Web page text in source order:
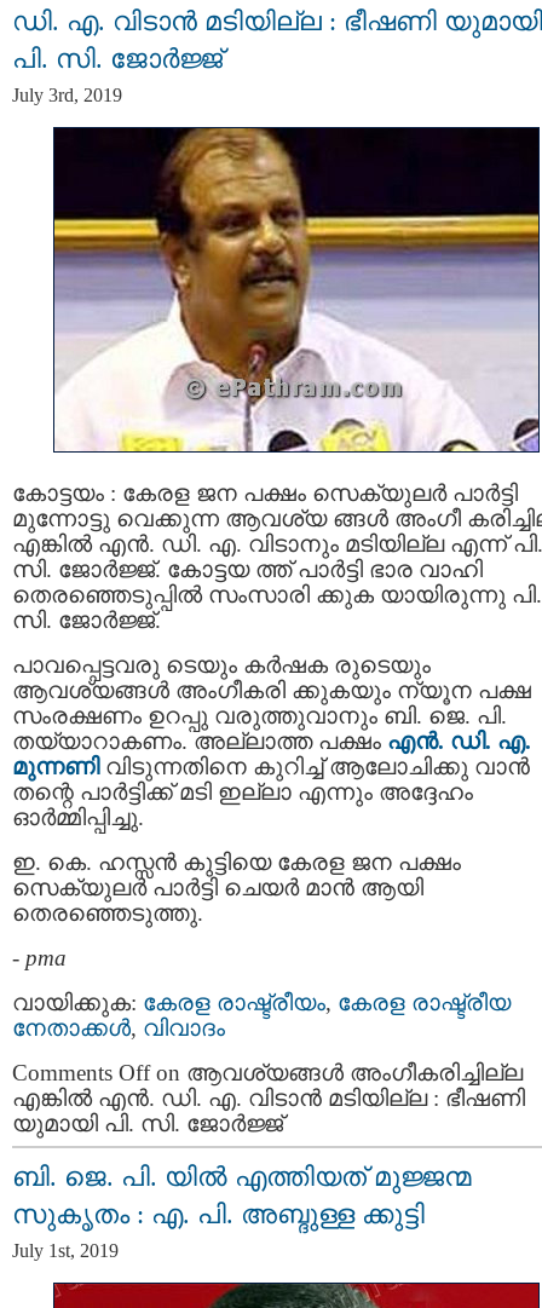
ഡി. എ. വിടാൻ മടിയില്ല : ഭീഷണി യുമായി
പി. സി. ജോർജ്ജ്
July 3rd, 2019
കോട്ടയം : കേരള ജന പക്ഷം സെക്യുലര്‍ പാർട്ടി
മുന്നോട്ടു വെക്കുന്ന ആവശ്യ ങ്ങൾ അംഗീ
എങ്കിൽ എൻ. ഡി. എ. വിടാനും മടിയില്ല എന്ന് പി.
സി. ജോർജ്ജ്. കോട്ടയ ത്ത്‌ പാർട്ടി ഭാര വാഹി
തെരഞ്ഞെടുപ്പിൽ സംസാരി ക്കുക യായിരുന്നു പി.
സി. ജോർജ്ജ്.
പാവപ്പെട്ടവരു ടെയും കർഷക രുടെയും
ആവശ്യങ്ങൾ അംഗീകരി ക്കുകയും ന്യൂന പക്ഷ
സംരക്ഷണം ഉറപ്പു വരുത്തുവാനും ബി. ജെ. പി.
തയ്യാറാകണം. അല്ലാത്ത പക്ഷം എൻ. ഡി. എ.
മുന്നണി വിടുന്നതിനെ കുറിച്ച് ആലോചിക്കു വാന്‍
തന്റെ പാർട്ടിക്ക് മടി ഇല്ലാ എന്നും അദ്ദേഹം
ഓര്‍മ്മിപ്പിച്ചു.
ഇ. കെ. ഹസ്സൻ കുട്ടിയെ കേരള ജന പക്ഷം
സെക്യുലര്‍ പാർട്ടി ചെയർ മാന്‍ ആയി
തെരഞ്ഞെടുത്തു.
- pma
വായിക്കുക: കേരള രാഷ്ട്രീയം, കേരള രാഷ്ട്രീയ
നേതാക്കള്‍, വിവാദം
Comments Offon ആവശ്യങ്ങൾ അംഗീകരിച്ചില്ല
എങ്കിൽ എൻ. ഡി. എ. വിടാൻ മടിയില്ല : ഭീഷണി
യുമായി പി. സി. ജോർജ്ജ്
ബി. ജെ. പി. യില്‍ എത്തിയത് മുജ്ജന്മ
സുകൃതം : എ. പി. അബ്ദുള്ള ക്കുട്ടി
July 1st, 2019